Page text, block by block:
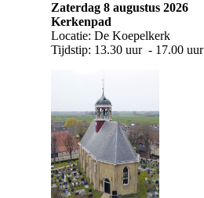
Zaterdag 8 augustus 2026
Kerkenpad
Locatie: De Koepelkerk
Tijdstip: 13.30 uur - 17.00 uur